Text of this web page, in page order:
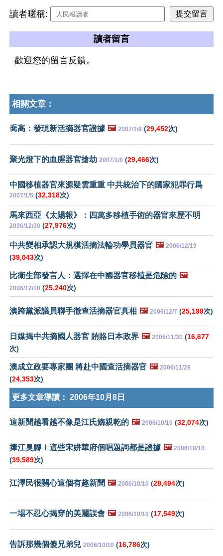
讀者暱稱:
讀者留言
歡迎您的留言反饋。
相關文章：
喬高：發現新活摘器官證據 🖼️ 2007/1/9 (29,452次)
聚光燈下的血腥器官搶劫 2007/1/8 (29,466次)
中國移植器官來源疑雲重重 中共統治下的國家犯罪行爲
2007/1/5 (32,318次)
馬來西亞《太陽報》：四萬多移植手術的器官來歷不明
2006/12/30 (27,976次)
中共變相承認大規模活摘法輪功學員器官 🖼️ 2006/12/19
(39,043次)
比衛生部發言人：選擇在中國器官移植是危險的 🖼️
2006/12/10 (25,240次)
澳跨黨派議員聯手徹查活摘器官真相 🖼️ 2006/12/7 (25,199次)
日媒揭中共摘國人器官 賄賂日本政界 🖼️ 2006/11/30 (16,677
次)
澳成立政要專家團 將赴中國查活摘器官 🖼️ 2006/11/29
(24,353次)
更多文章導讀： 2006年10月8日
這新聞越看越不像是江氏嫡親乾的 🖼️ 2006/10/10 (32,074次)
捧江臭腳！這些宋姘華府個唱題詞都是證據 🖼️ 2006/10/10
(39,589次)
江澤民很關心這個有趣新聞 🖼️ 2006/10/10 (28,494次)
一場不忍心揭穿的美麗誤會 🖼️ 2006/10/10 (17,549次)
告訴那幾個傻兄弟兒 2006/10/10 (16,786次)